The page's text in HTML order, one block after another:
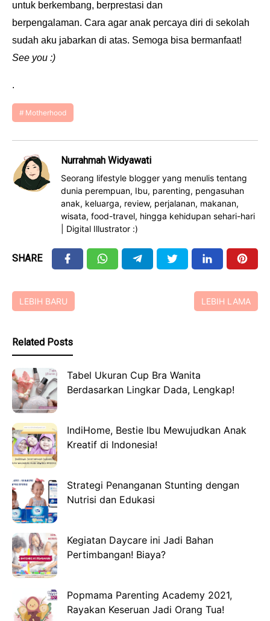
untuk berkembang, berprestasi dan
berpengalaman. Cara agar anak percaya diri di sekolah
sudah aku jabarkan di atas. Semoga bisa bermanfaat!
See you :)
.
Motherhood
Nurrahmah Widyawati
Seorang lifestyle blogger yang menulis tentang
dunia perempuan, Ibu, parenting, pengasuhan
anak, keluarga, review, perjalanan, makanan,
wisata, food-travel, hingga kehidupan sehari-hari
| Digital Illustrator :)
SHARE
LEBIH BARU LEBIH LAMA
Related Posts
Tabel Ukuran Cup Bra Wanita
Berdasarkan Lingkar Dada, Lengkap!
IndiHome, Bestie Ibu Mewujudkan Anak
Kreatif di Indonesia!
Strategi Penanganan Stunting dengan
Nutrisi dan Edukasi
Kegiatan Daycare ini Jadi Bahan
Pertimbangan! Biaya?
Popmama Parenting Academy 2021,
Rayakan Keseruan Jadi Orang Tua!